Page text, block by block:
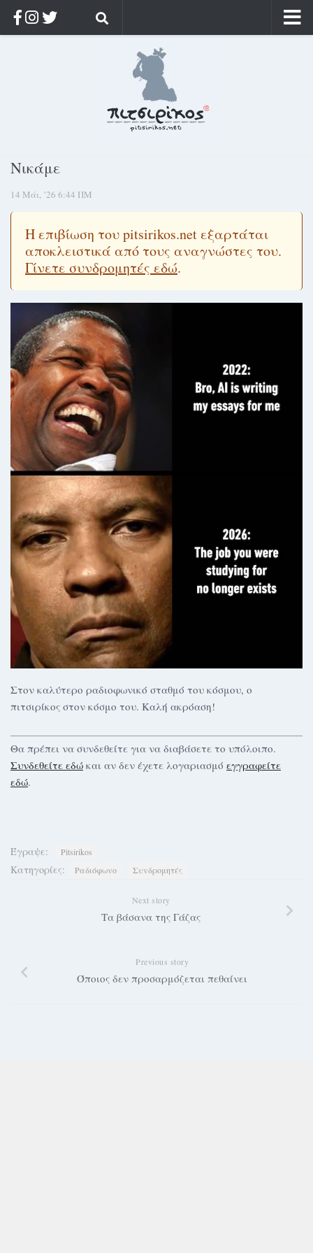
Στοχασμοί & αποφθέγματα
Διαφήμιση
Μόνο για συνδρομητές
Log in
Νικάμε
14 Μάι, ’26 6:44 ΠΜ
Η επιβίωση του pitsirikos.net εξαρτάται
αποκλειστικά από τους αναγνώστες του.
Γίνετε συνδρομητές εδώ.
Στον καλύτερο ραδιοφωνικό σταθμό του κόσμου, ο
πιτσιρίκος στον κόσμο του. Καλή ακρόαση!
Θα πρέπει να συνδεθείτε για να διαβάσετε το υπόλοιπο.
Συνδεθείτε εδώ και αν δεν έχετε λογαριασμό εγγραφείτε
εδώ.
Έγραψε: Pitsirikos
Κατηγορίες: Ραδιόφωνο Συνδρομητές
Next story
Τα βάσανα της Γάζας
Previous story
Όποιος δεν προσαρμόζεται πεθαίνει